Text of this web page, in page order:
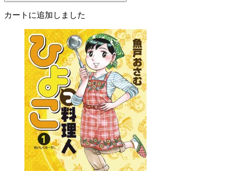
カートに追加しました